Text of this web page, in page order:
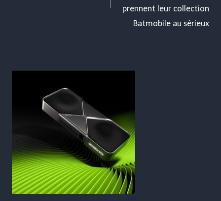
prennent leur collection
Batmobile au sérieux